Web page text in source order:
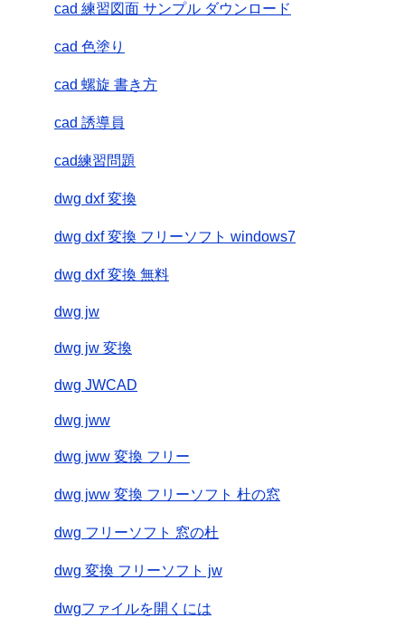
cad 練習図面 サンプル ダウンロード
cad 色塗り
cad 螺旋 書き方
cad 誘導員
cad練習問題
dwg dxf 変換
dwg dxf 変換 フリーソフト windows7
dwg dxf 変換 無料
dwg jw
dwg jw 変換
dwg JWCAD
dwg jww
dwg jww 変換 フリー
dwg jww 変換 フリーソフト 杜の窓
dwg フリーソフト 窓の杜
dwg 変換 フリーソフト jw
dwgファイルを開くには